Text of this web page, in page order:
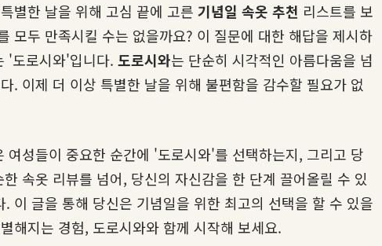
별한 날을 위해 고심 끝에 고른 기념일 속옷 추천 리스트를 보
모두 만족시킬 수는 없을까요? 이 질문에 대한 해답을 제시하
'도로시와'입니다. 도로시와는 단순히 시각적인 아름다움을 넘
. 이제 더 이상 특별한 날을 위해 불편함을 감수할 필요가 없
성들이 중요한 순간에 '도로시와'를 선택하는지, 그리고 당
속옷 리뷰를 넘어, 당신의 자신감을 한 단계 끌어올릴 수 있
이 글을 통해 당신은 기념일을 위한 최고의 선택을 할 수 있을
해지는 경험, 도로시와와 함께 시작해 보세요.